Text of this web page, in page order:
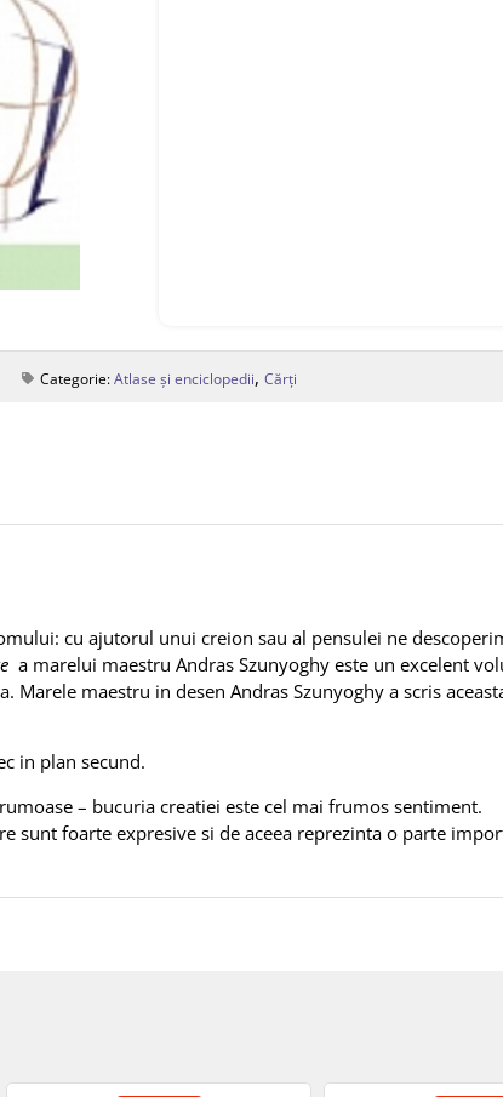
Categorie:Atlase și enciclopedii, Cărți
cu ajutorul unui creion sau al pensulei ne
a marelui maestru Andras Szunyoghy este un excelent
Marele maestru in desen Andras Szunyoghy a scris
in plan secund.
– bucuria creatiei este cel mai frumos sentiment.
sunt foarte expresive si de aceea reprezinta o parte